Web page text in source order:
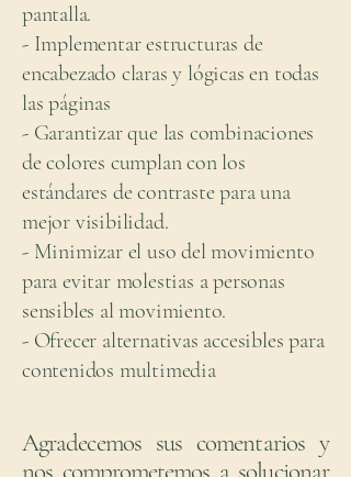
pantalla.
- Implementar estructuras de
encabezado claras y lógicas en todas
las páginas
- Garantizar que las combinaciones
de colores cumplan con los
estándares de contraste para una
mejor visibilidad.
- Minimizar el uso del movimiento
para evitar molestias a personas
sensibles al movimiento.
- Ofrecer alternativas accesibles para
contenidos multimedia
Agradecemos sus comentarios y